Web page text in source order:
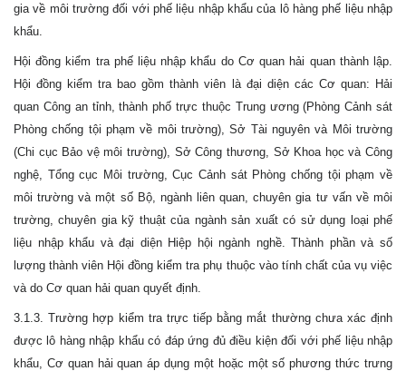
gia về môi trường đối với phế liệu nhập khẩu của lô hàng phế liệu nhập
khẩu.
Hội đồng kiểm tra phế liệu nhập khẩu do Cơ quan hải quan thành lập.
Hội đồng kiểm tra bao gồm thành viên là đại diện các Cơ quan: Hải
quan Công an tỉnh, thành phố trực thuộc Trung ương (Phòng Cảnh sát
Phòng chống tội phạm về môi trường), Sở Tài nguyên và Môi trường
(Chi cục Bảo vệ môi trường), Sở Công thương, Sở Khoa học và Công
nghệ, Tổng cục Môi trường, Cục Cảnh sát Phòng chống tội phạm về
môi trường và một số Bộ, ngành liên quan, chuyên gia tư vấn về môi
trường, chuyên gia kỹ thuật của ngành sản xuất có sử dụng loại phế
liệu nhập khẩu và đại diện Hiệp hội ngành nghề. Thành phần và số
lượng thành viên Hội đồng kiểm tra phụ thuộc vào tính chất của vụ việc
và do Cơ quan hải quan quyết định.
3.1.3. Trường hợp kiểm tra trực tiếp bằng mắt thường chưa xác định
được lô hàng nhập khẩu có đáp ứng đủ điều kiện đối với phế liệu nhập
khẩu, Cơ quan hải quan áp dụng một hoặc một số phương thức trưng